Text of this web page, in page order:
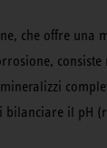
che offre una
bilanciare il pH